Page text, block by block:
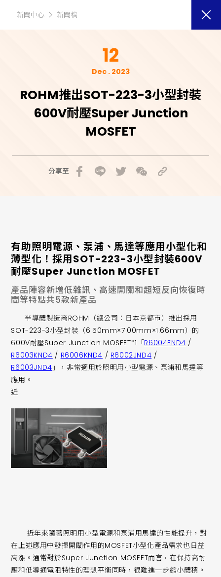
新聞中心 新聞稿
12
Dec . 2023
ROHM推出SOT-223-3小型封裝
600V耐壓Super Junction
MOSFET
分享至
有助照明電源、泵浦、馬達等應用小型化和
薄型化！採用SOT-223-3小型封裝600V
耐壓Super Junction MOSFET
產品陣容新增低雜訊、高速開關和超短反向恢復時
間等特點共5款新產品
半導體製造商ROHM（總公司：日本京都市）推出採用
SOT-223-3小型封裝（6.50mm×7.00mm×1.66mm）的
600V耐壓Super Junction MOSFET*1「R6004END4 /
R6003KND4 / R6006KND4 / R6002JND4 /
R6003JND4」，非常適用於照明用小型電源、泵浦和馬達等
應用。
近
近年來隨著照明用小型電源和泵浦用馬達的性能提升，對
在上述應用中發揮開關作用的MOSFET小型化產品需求也日益
高漲。通常對於Super Junction MOSFET而言，在保持高耐
壓和低導通電阻特性的理想平衡同時，很難進一步縮小體積。